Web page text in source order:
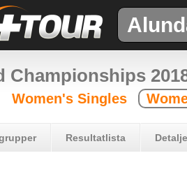
Championships
Women's Singles
Resultatlista